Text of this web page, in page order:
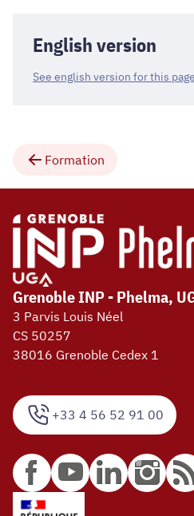
English version
See english version for this page
Formation
+33 4 56 52 91 00
Grenoble INP - Phelma,
3 Parvis Louis Néel
CS 50257
38016 Grenoble Cedex 1